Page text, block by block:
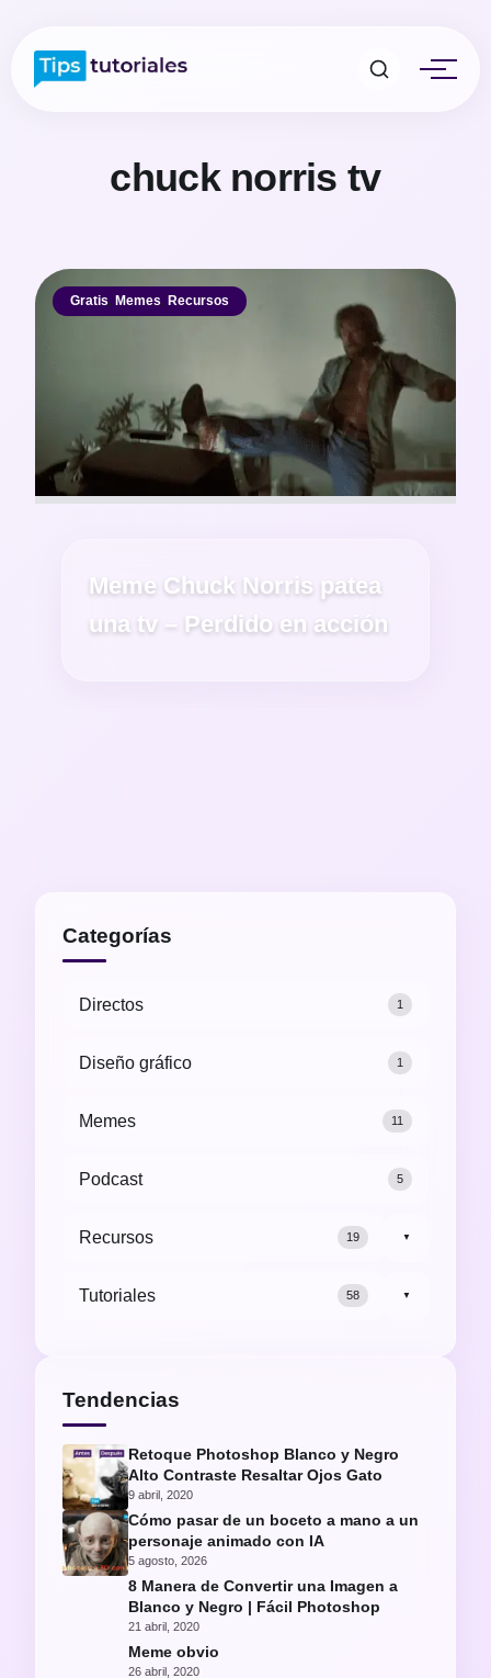
chuck norris tv
Gratis, Memes, Recursos
Meme Chuck Norris patea
una tv – Perdido en acción
Categorías
Directos 1
Diseño gráfico 1
Memes 11
Podcast 5
Recursos 19 ▼
Tutoriales 58 ▼
Tendencias
Retoque Photoshop Blanco y Negro
Alto Contraste Resaltar Ojos Gato
9 abril, 2020
Cómo pasar de un boceto a mano a un
personaje animado con IA
5 agosto, 2026
8 Manera de Convertir una Imagen a
Blanco y Negro | Fácil Photoshop
21 abril, 2020
Meme obvio
26 abril, 2020